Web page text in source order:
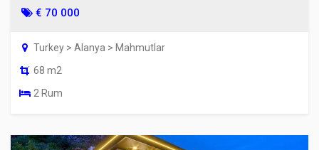
€ 70 000
Turkey > Alanya > Mahmutlar
68 m2
2 Rum